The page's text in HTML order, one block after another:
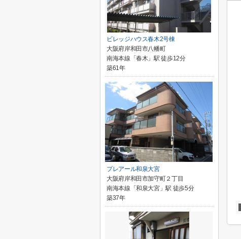
ビレッジハウス春木2号棟
大阪府岸和田市八幡町
南海本線「春木」駅 徒歩12分
築61年
プレアール和泉大宮
大阪府岸和田市加守町２丁目
南海本線「和泉大宮」駅 徒歩5分
築37年